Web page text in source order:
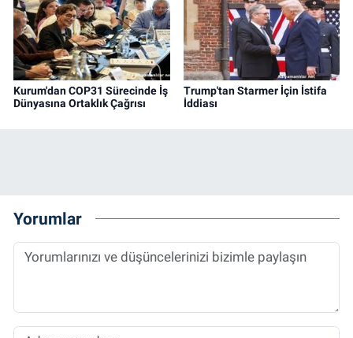
Kurum'dan COP31 Sürecinde İş
Dünyasına Ortaklık Çağrısı
Trump'tan Starmer İçin İstifa
İddiası
Yorumlar